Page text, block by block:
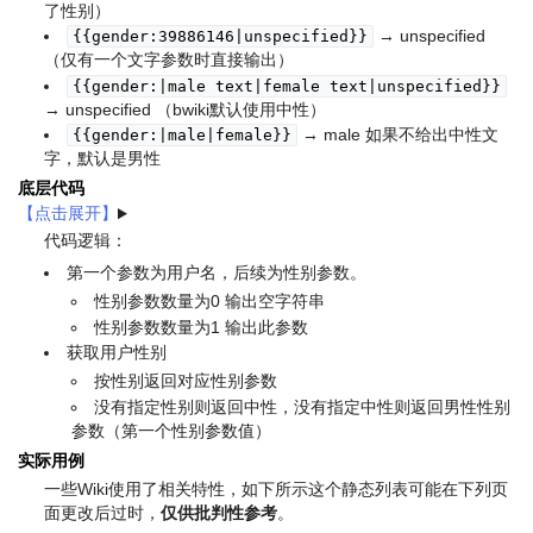
了性别）
{{gender:39886146|unspecified}}
→ unspecified
（仅有一个文字参数时直接输出）
{{gender:|male text|female text|unspecified}}
→ unspecified （bwiki默认使用中性）
{{gender:|male|female}}
→ male 如果不给出中性文
字，默认是男性
底层代码
代码逻辑：
第一个参数为用户名，后续为性别参数。
性别参数数量为0 输出空字符串
性别参数数量为1 输出此参数
获取用户性别
按性别返回对应性别参数
没有指定性别则返回中性，没有指定中性则返回男性性别
参数（第一个性别参数值）
实际用例
一些Wiki使用了相关特性，如下所示这个静态列表可能在下列页
面更改后过时 ，仅供批判性参考。